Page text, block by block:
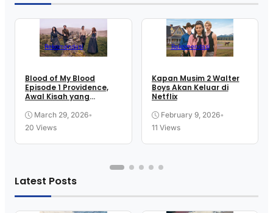
Rekomendasi
Blood of My Blood
Episode 1 Providence,
Awal Kisah yang
Rasa Penasaran
March 29, 2026•
20 Views
Rekomendasi
Kapan Musim 2 Walter
Boys Akan Keluar di
Netflix
February 9, 2026•
11 Views
Latest Posts